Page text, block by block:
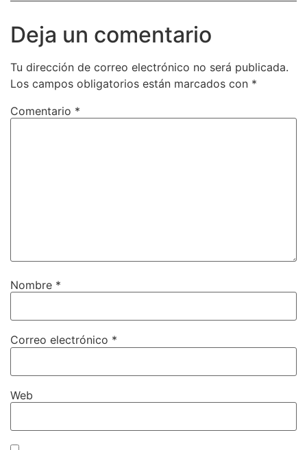
Deja un comentario
Tu dirección de correo electrónico no será publicada.
Los campos obligatorios están marcados con *
Comentario *
Nombre *
Correo electrónico *
Web